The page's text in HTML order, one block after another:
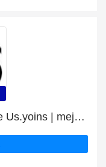
Ahorre 4% en los productos de Us.yoins | mejor oferta